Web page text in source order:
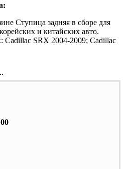
Ступица задняя в сборе для
и китайских авто.
Cadillac SRX 2004-2009; Cadillac